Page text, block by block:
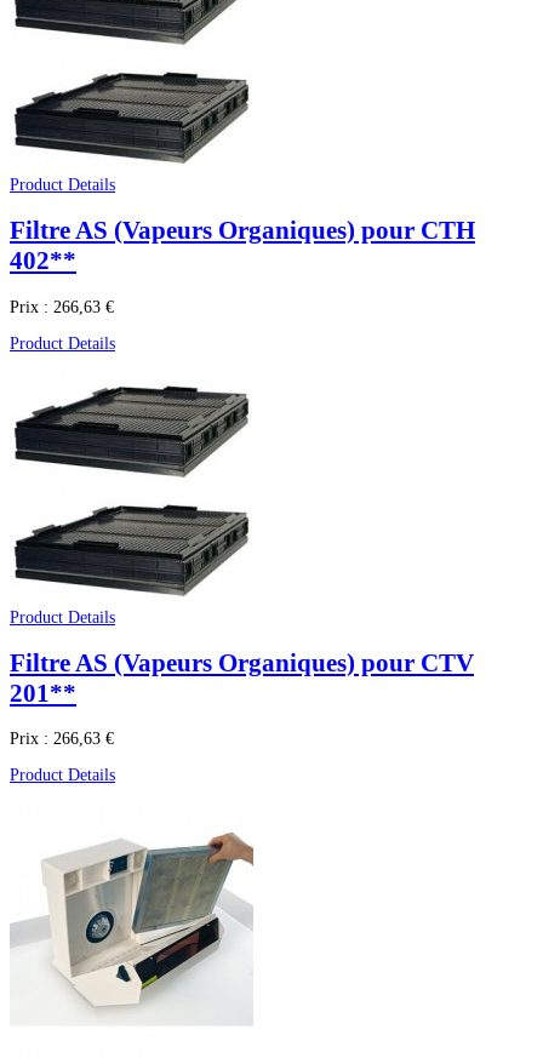
Product Details
Filtre AS (Vapeurs Organiques) pour CTH
402**
Prix : 266,63 €
Product Details
Product Details
Filtre AS (Vapeurs Organiques) pour CTV
201**
Prix : 266,63 €
Product Details